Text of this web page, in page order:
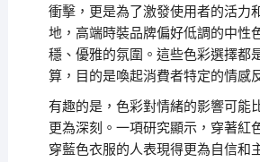
衝擊，更是為了激發使用者的活力
地，高端時裝品牌偏好低調的中性
穩、優雅的氛圍。這些色彩選擇都
算，目的是喚起消費者特定的情感
有趣的是，色彩對情緒的影響可能
更為深刻。一項研究顯示，穿著紅
穿藍色衣服的人表現得更為自信和